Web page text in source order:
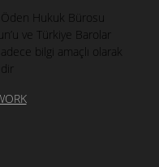
Hukuk Bürosu
ve Türkiye Barolar
bilgi amaçlı olarak